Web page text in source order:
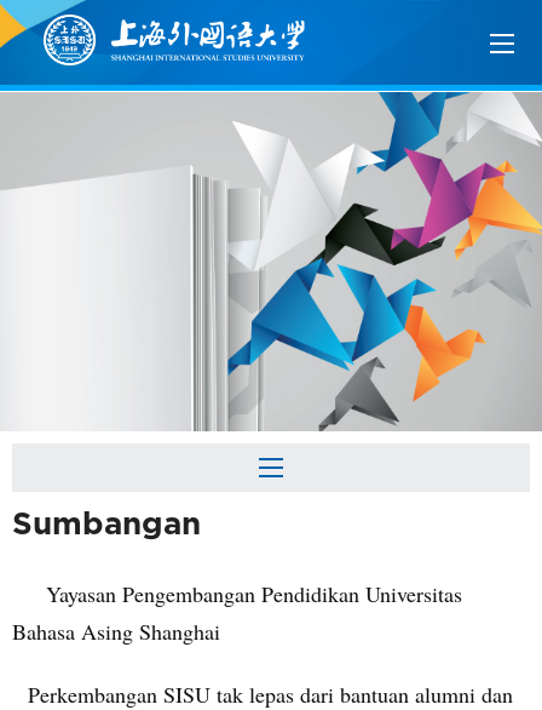
Sumbangan
Yayasan Pengembangan Pendidikan Universitas
Bahasa Asing Shanghai
Perkembangan SISU tak lepas dari bantuan alumni dan